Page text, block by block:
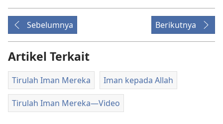
Sebelumnya Berikutnya
Artikel Terkait
Tirulah Iman Mereka Iman kepada Allah
Tirulah Iman Mereka​—Video